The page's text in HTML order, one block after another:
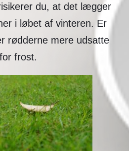
du, at det lægger
i løbet af vinteren. Er
rødderne mere udsatte
for frost.